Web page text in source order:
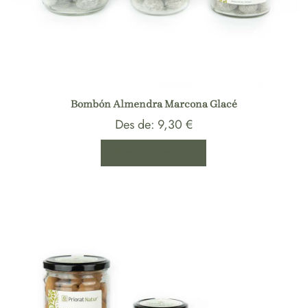
Bombón Almendra Marcona Glacé
Des de: 9,30 €